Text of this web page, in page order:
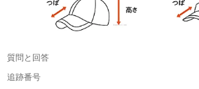
質問と回答
追跡番号